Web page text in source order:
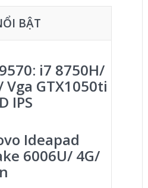
BẬT
i7 8750H/
Vga GTX1050ti
IPS
Ideapad
6006U/ 4G/